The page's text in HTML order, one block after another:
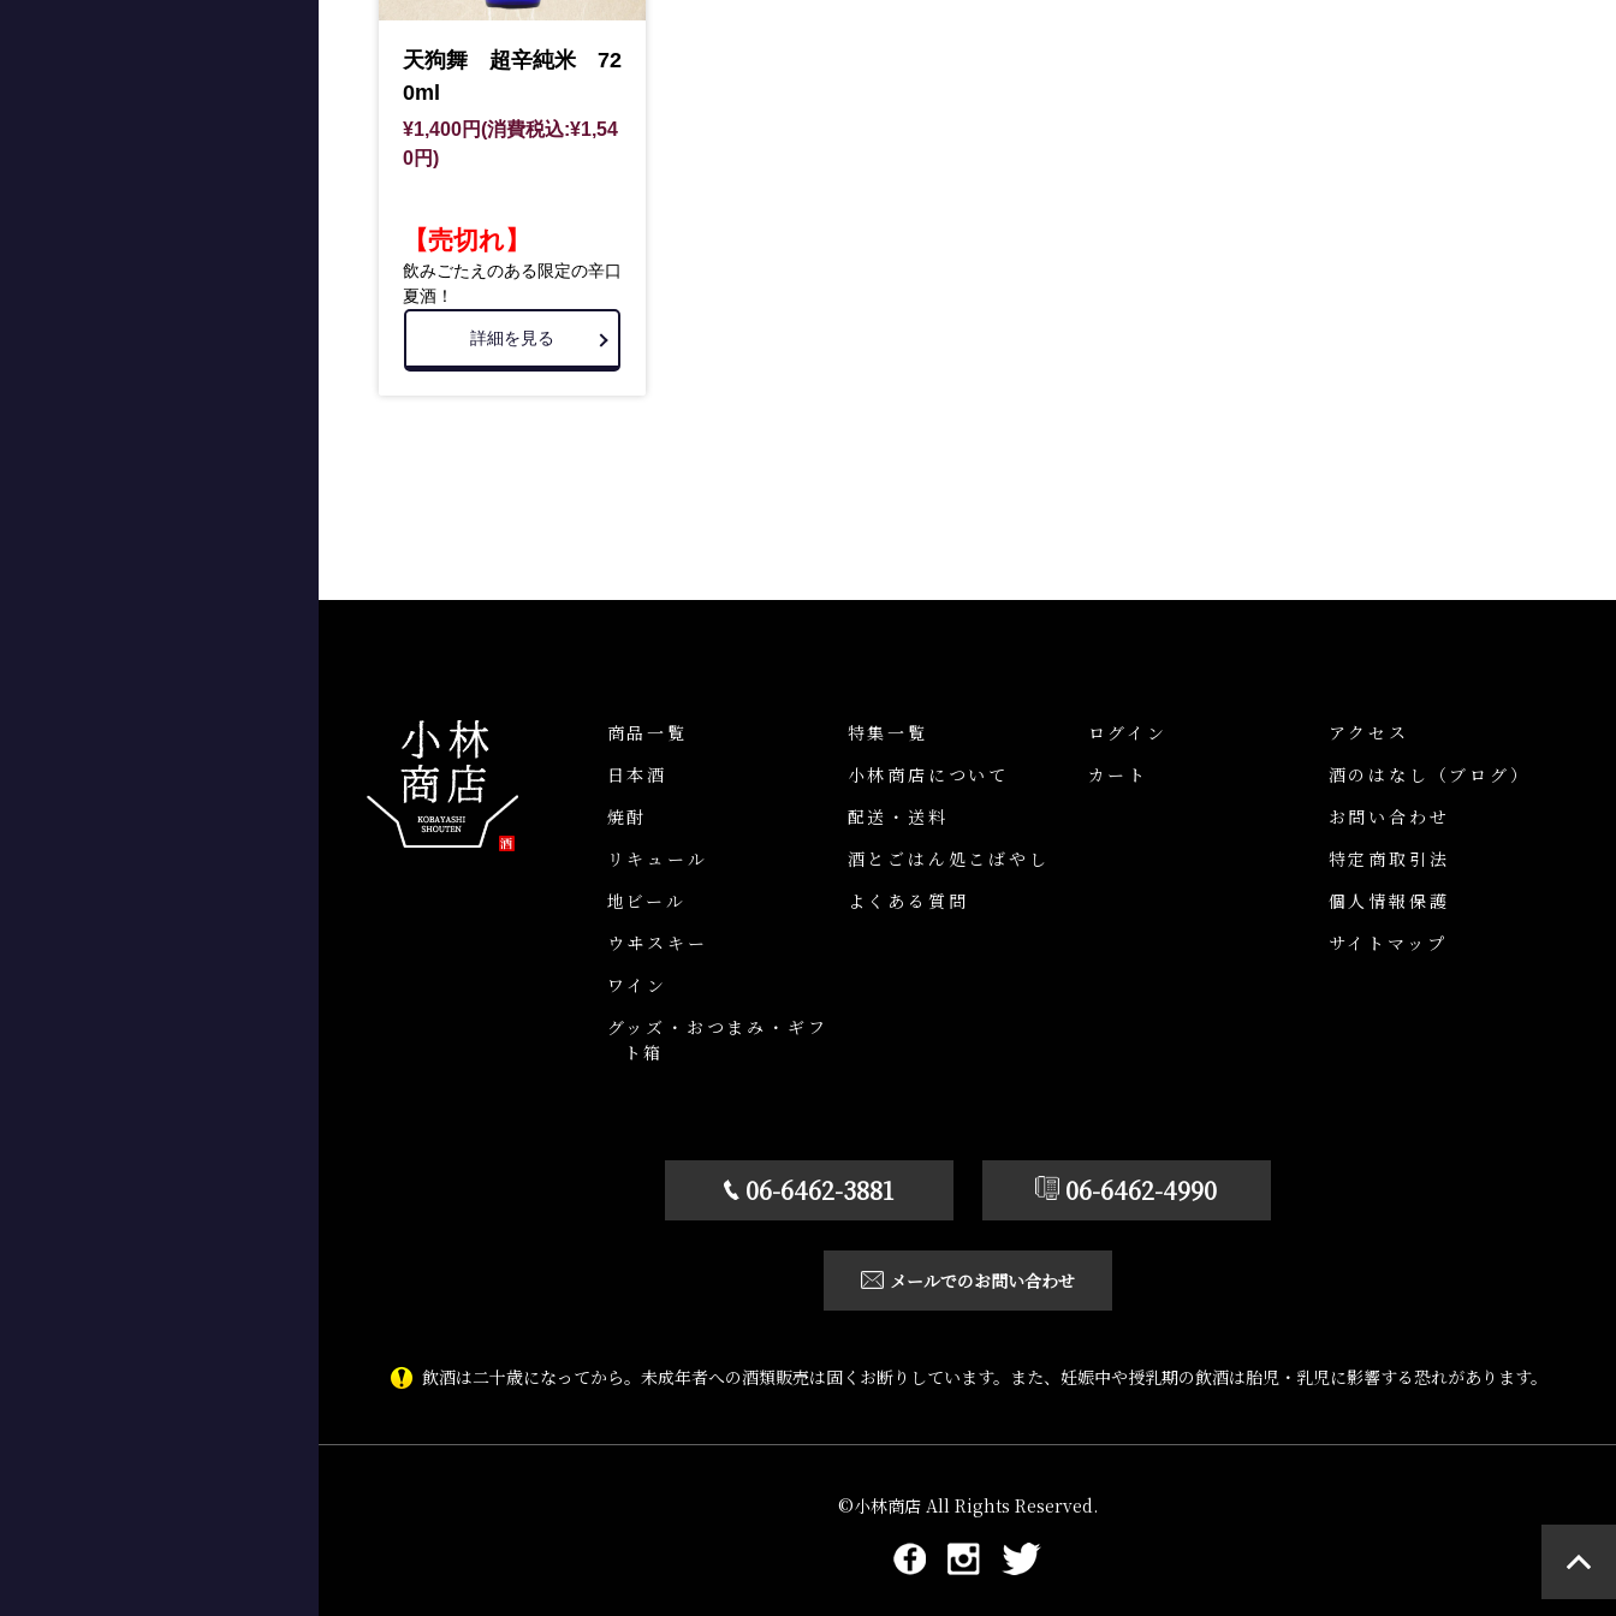
天狗舞 超辛純米 72
0ml
¥1,400円(消費税込:¥1,54
0円)
【売切れ】
飲みごたえのある限定の辛口
夏酒！
詳細を見る
商品一覧
日本酒
焼酎
リキュール
地ビール
ウヰスキー
ワイン
グッズ・おつまみ・ギフ
ト箱
特集一覧
小林商店について
配送・送料
酒とごはん処こばやし
よくある質問
ログイン
カート
アクセス
酒のはなし
（ブログ）
お問い合わせ
特定商取引法
個人情報保護
サイトマップ
06-6462-3881 06-6462-4990
メールでのお問い合わせ
飲酒は二十歳になってから。未成年者への酒類販売は固くお断りしています。また、妊娠中や授乳期の飲酒は胎児・乳児に影響する恐れがあります。
©小林商店 All Rights Reserved.